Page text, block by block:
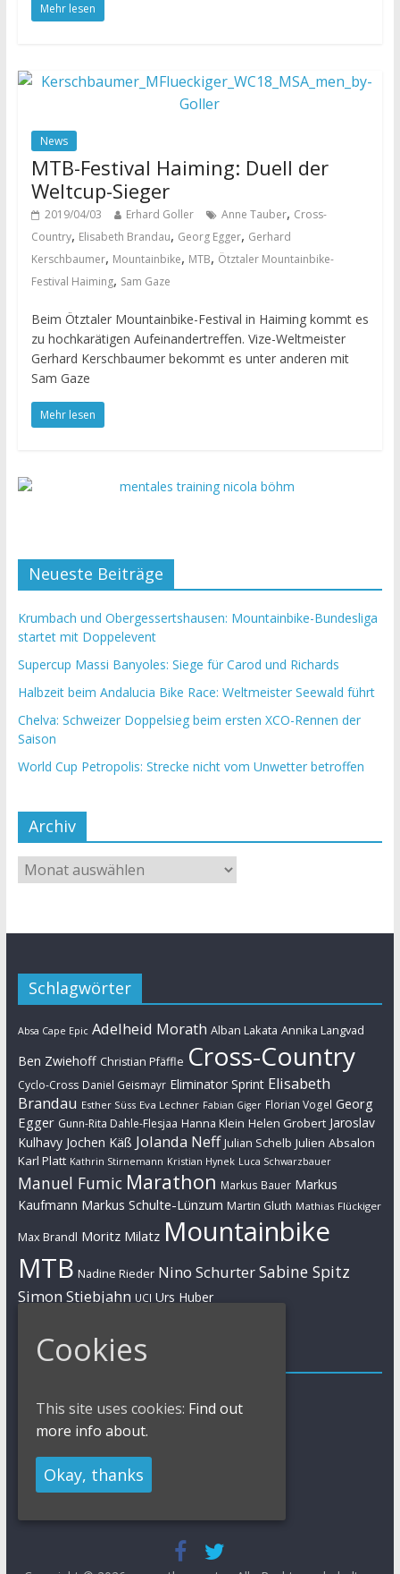
Mehr lesen
News
MTB-Festival Haiming: Duell der
Weltcup-Sieger
2019/04/03 Erhard Goller Anne Tauber, Cross-
Country, Elisabeth Brandau, Georg Egger, Gerhard
Kerschbaumer, Mountainbike, MTB, Ötztaler Mountainbike-
Festival Haiming, Sam Gaze
Beim Ötztaler Mountainbike-Festival in Haiming kommt es
zu hochkarätigen Aufeinandertreffen. Vize-Weltmeister
Gerhard Kerschbaumer bekommt es unter anderen mit
Sam Gaze
Mehr lesen
Neueste Beiträge
Krumbach und Obergessertshausen: Mountainbike-Bundesliga
startet mit Doppelevent
Supercup Massi Banyoles: Siege für Carod und Richards
Halbzeit beim Andalucia Bike Race: Weltmeister Seewald führt
Chelva: Schweizer Doppelsieg beim ersten XCO-Rennen der
Saison
World Cup Petropolis: Strecke nicht vom Unwetter betroffen
Archiv
Schlagwörter
Absa Cape Epic Adelheid Morath Alban Lakata Annika Langvad
Ben Zwiehoff Christian Pfäffle Cross-Country
Cyclo-Cross Daniel Geismayr Eliminator Sprint Elisabeth
Brandau Esther Süss Eva Lechner Fabian Giger Florian Vogel Georg
Egger Gunn-Rita Dahle-Flesjaa Hanna Klein Helen Grobert Jaroslav
Kulhavy Jochen Käß Jolanda Neff Julian Schelb Julien Absalon
Karl Platt Kathrin Stirnemann Kristian Hynek Luca Schwarzbauer
Manuel Fumic Marathon Markus Bauer Markus
Kaufmann Markus Schulte-Lünzum Martin Gluth Mathias Flückiger
Max Brandl Moritz Milatz Mountainbike
MTB Nadine Rieder Nino SchurterSabine Spitz
Simon Stiebjahn UCI Urs Huber
Impressum
Datenschutzerklärung
Cookies Policy
Cookies
This site uses cookies: Find out
more info about.
Okay, thanks